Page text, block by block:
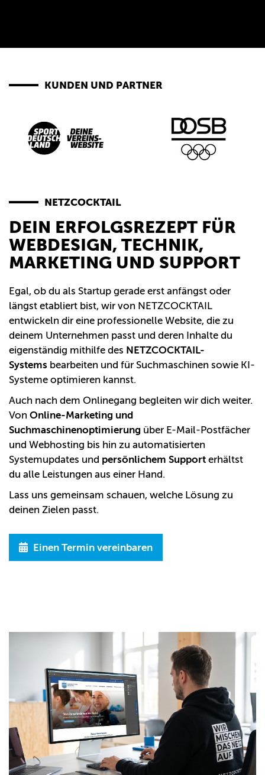
KUNDEN UND PARTNER
NETZCOCKTAIL
DEIN ERFOLGSREZEPT FÜR
WEBDESIGN, TECHNIK,
MARKETING UND SUPPORT
Egal, ob du als Startup gerade erst anfängst oder
längst etabliert bist, wir von NETZCOCKTAIL
entwickeln dir eine professionelle Website, die zu
deinem Unternehmen passt und deren Inhalte du
eigenständig mithilfe des NETZCOCKTAIL-
Systems bearbeiten und für Suchmaschinen sowie KI-
Systeme optimieren kannst.
Auch nach dem Onlinegang begleiten wir dich weiter.
Von Online-Marketing und
Suchmaschinenoptimierung über E-Mail-Postfächer
und Webhosting bis hin zu automatisierten
Systemupdates und persönlichem Support erhältst
du alle Leistungen aus einer Hand.
Lass uns gemeinsam schauen, welche Lösung zu
deinen Zielen passt.
Einen Termin vereinbaren